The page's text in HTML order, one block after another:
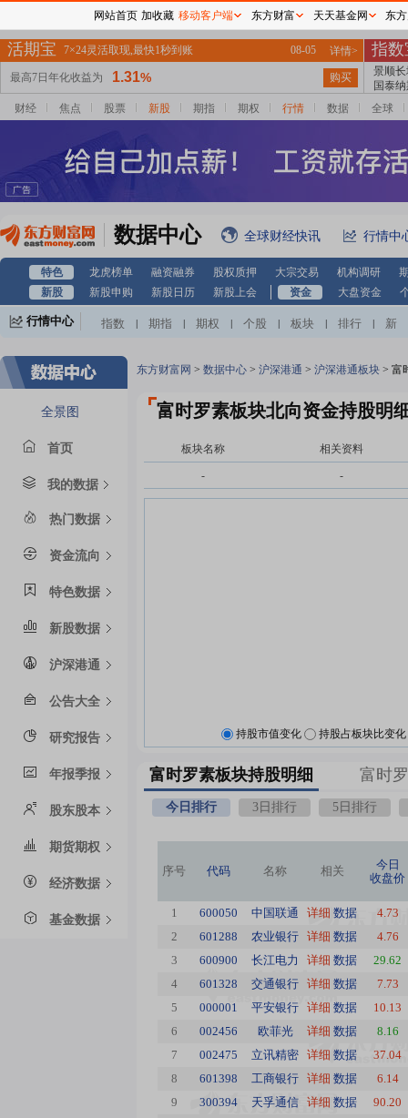
财经 焦点 股票 新股 期指 期权 行情 数据 全球
数据中心 全球财经快讯 行情中
特色 龙虎榜单 融资融券 股权质押 大宗交易 机构调研
新股
新股申购 新股日历 新股上会 资金 大盘资金
行情中心 指数 期指 期权 个股 板块 排行
新
自选股
全景图
首页
我的数据
热门数据
资金流向
特色数据
新股数据
沪深港通
公告大全
研究报告
年报季报
股东股本
期货期权
经济数据
基金数据
东方财富网 > 数据中心 > 沪深港通 > 沪深港通板块 > 富
富时罗素板块北向资金持股明
板块名称 相关资料
- -
持股市值变化 持股占板块比变化
富时罗素板块持股明细 富时
今日排行 3日排行 5日排行
序号 代码 名称 相关
今日
收盘价
1 600050 中国联通 详细 数据
4.73
2
601288 农业银行 详细 数据
4.76
3
600900 长江电力 详细 数据
29.62
4
601328 交通银行 详细 数据
7.73
5
000001 平安银行 详细 数据
10.13
6
002456 欧菲光 详细 数据
8.16
7
002475 立讯精密 详细 数据
37.04
8
601398 工商银行 详细 数据
6.14
9
300394 天孚通信 详细 数据
90.20
网站首页 加收藏 移动客户端 东方财富 天天基金网 东